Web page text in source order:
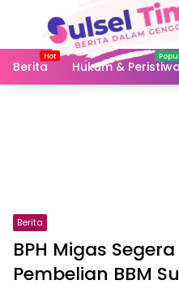
Berita
Hukum &
Berita
BPH Migas
Pembelian BBM